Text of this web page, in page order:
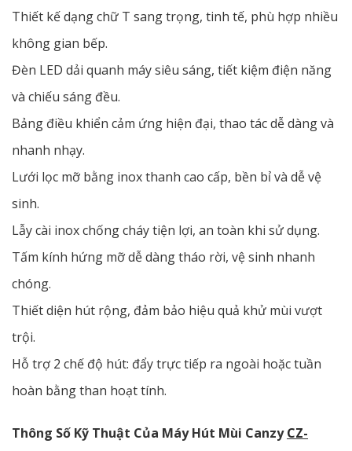
Thiết kế dạng chữ T sang trọng, tinh tế, phù hợp nhiều
không gian bếp.
Đèn LED dải quanh máy siêu sáng, tiết kiệm điện năng
và chiếu sáng đều.
Bảng điều khiển cảm ứng hiện đại, thao tác dễ dàng và
nhanh nhạy.
Lưới lọc mỡ bằng inox thanh cao cấp, bền bỉ và dễ vệ
sinh.
Lẫy cài inox chống cháy tiện lợi, an toàn khi sử dụng.
Tấm kính hứng mỡ dễ dàng tháo rời, vệ sinh nhanh
chóng.
Thiết diện hút rộng, đảm bảo hiệu quả khử mùi vượt
trội.
Hỗ trợ 2 chế độ hút: đẩy trực tiếp ra ngoài hoặc tuần
hoàn bằng than hoạt tính.
Thông Số Kỹ Thuật Của Máy Hút Mùi CanzyCZ-